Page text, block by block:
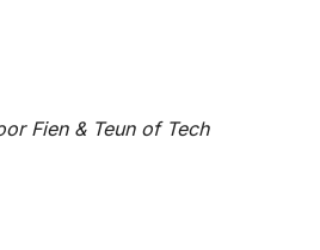
Fien & Teun of Tech